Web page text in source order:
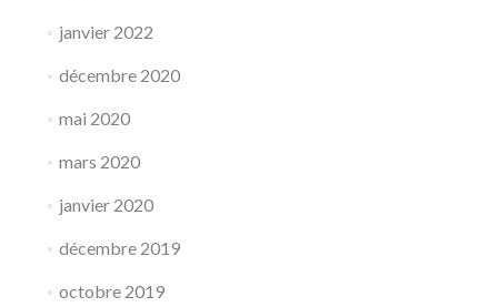
janvier 2022
décembre 2020
mai 2020
mars 2020
janvier 2020
décembre 2019
octobre 2019